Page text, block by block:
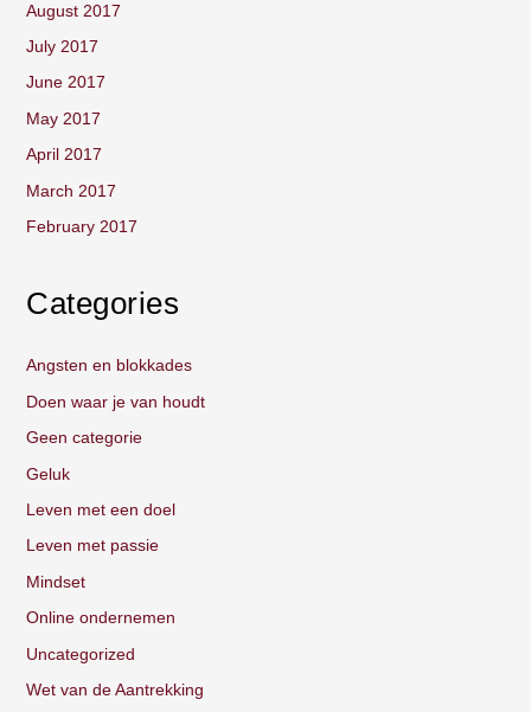
August 2017
July 2017
June 2017
May 2017
April 2017
March 2017
February 2017
Categories
Angsten en blokkades
Doen waar je van houdt
Geen categorie
Geluk
Leven met een doel
Leven met passie
Mindset
Online ondernemen
Uncategorized
Wet van de Aantrekking